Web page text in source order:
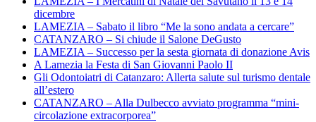
dicembre
LAMEZIA – Sabato il libro “Me la sono andata a cercare”
CATANZARO – Si chiude il Salone DeGusto
LAMEZIA – Successo per la sesta giornata di donazione Avis
A Lamezia la Festa di San Giovanni Paolo II
Gli Odontoiatri di Catanzaro: Allerta salute sul turismo dentale
all’estero
CATANZARO – Alla Dulbecco avviato programma “mini-
circolazione extracorporea”